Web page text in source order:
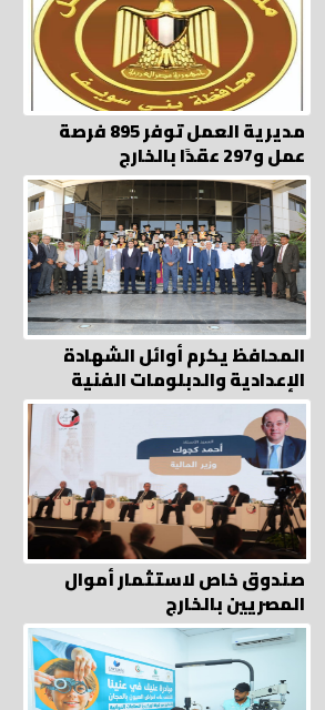
مديرية العمل توفر 895 فرصة
عمل و297 عقدًا بالخارج
المحافظ يكرم أوائل الشهادة
الإعدادية والدبلومات الفنية
صندوق خاص لاستثمار أموال
المصريين بالخارج